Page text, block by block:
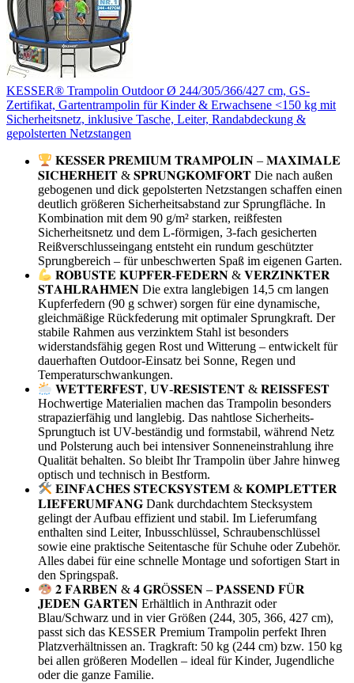
KESSER® Trampolin Outdoor Ø 244/305/366/427 cm, GS-
Zertifikat, Gartentrampolin für Kinder & Erwachsene <150 kg mit
Sicherheitsnetz, inklusive Tasche, Leiter, Randabdeckung &
gepolsterten Netzstangen
𝐊𝐄𝐒𝐒𝐄𝐑 𝐏𝐑𝐄𝐌𝐈𝐔𝐌 𝐓𝐑𝐀𝐌𝐏𝐎𝐋𝐈𝐍 – 𝐌𝐀𝐗𝐈𝐌𝐀𝐋𝐄
𝐒𝐈𝐂𝐇𝐄𝐑𝐇𝐄𝐈𝐓 & 𝐒𝐏𝐑𝐔𝐍𝐆𝐊𝐎𝐌𝐅𝐎𝐑𝐓 Die nach außen
gebogenen und dick gepolsterten Netzstangen schaffen einen
deutlich größeren Sicherheitsabstand zur Sprungfläche. In
Kombination mit dem 90 g/m² starken, reißfesten
Sicherheitsnetz und dem L-förmigen, 3-fach gesicherten
Reißverschlusseingang entsteht ein rundum geschützter
Sprungbereich – für unbeschwerten Spaß im eigenen Garten.
𝐑𝐎𝐁𝐔𝐒𝐓𝐄 𝐊𝐔𝐏𝐅𝐄𝐑-𝐅𝐄𝐃𝐄𝐑𝐍 & 𝐕𝐄𝐑𝐙𝐈𝐍𝐊𝐓𝐄𝐑
𝐒𝐓𝐀𝐇𝐋𝐑𝐀𝐇𝐌𝐄𝐍 Die extra langlebigen 14,5 cm langen
Kupferfedern (90 g schwer) sorgen für eine dynamische,
gleichmäßige Rückfederung mit optimaler Sprungkraft. Der
stabile Rahmen aus verzinktem Stahl ist besonders
widerstandsfähig gegen Rost und Witterung – entwickelt für
dauerhaften Outdoor-Einsatz bei Sonne, Regen und
Temperaturschwankungen.
𝐖𝐄𝐓𝐓𝐄𝐑𝐅𝐄𝐒𝐓, 𝐔𝐕-𝐑𝐄𝐒𝐈𝐒𝐓𝐄𝐍𝐓 & 𝐑𝐄𝐈𝐒𝐒𝐅𝐄𝐒𝐓
Hochwertige Materialien machen das Trampolin besonders
strapazierfähig und langlebig. Das nahtlose Sicherheits-
Sprungtuch ist UV-beständig und formstabil, während Netz
und Polsterung auch bei intensiver Sonneneinstrahlung ihre
Qualität behalten. So bleibt Ihr Trampolin über Jahre hinweg
optisch und technisch in Bestform.
𝐄𝐈𝐍𝐅𝐀𝐂𝐇𝐄𝐒 𝐒𝐓𝐄𝐂𝐊𝐒𝐘𝐒𝐓𝐄𝐌 & 𝐊𝐎𝐌𝐏𝐋𝐄𝐓𝐓𝐄𝐑
𝐋𝐈𝐄𝐅𝐄𝐑𝐔𝐌𝐅𝐀𝐍𝐆 Dank durchdachtem Stecksystem
gelingt der Aufbau effizient und stabil. Im Lieferumfang
enthalten sind Leiter, Inbusschlüssel, Schraubenschlüssel
sowie eine praktische Seitentasche für Schuhe oder Zubehör.
Alles dabei für eine schnelle Montage und sofortigen Start in
den Springspaß.
𝟐 𝐅𝐀𝐑𝐁𝐄𝐍 & 𝟒 𝐆𝐑Ö𝐒𝐒𝐄𝐍 – 𝐏𝐀𝐒𝐒𝐄𝐍𝐃 𝐅Ü𝐑
𝐉𝐄𝐃𝐄𝐍 𝐆𝐀𝐑𝐓𝐄𝐍 Erhältlich in Anthrazit oder
Blau/Schwarz und in vier Größen (244, 305, 366, 427 cm),
passt sich das KESSER Premium Trampolin perfekt Ihren
Platzverhältnissen an. Tragkraft: 50 kg (244 cm) bzw. 150 kg
bei allen größeren Modellen – ideal für Kinder, Jugendliche
oder die ganze Familie.